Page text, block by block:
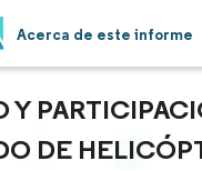
Acerca de este informe
Y
DE